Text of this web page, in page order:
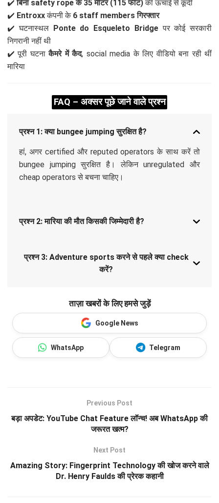
✔️बिना safety rope के 35 मीटर (115 फीट)की ऊंचाई से कूदीं
✔️ Entroxxकंपनी के 6 staff members गिरफ्तार
✔️ घटनास्थल
Ponte do Esqueleto Bridgeपर कोई सरकारी
निगरानी नहीं थी
✔️ पूरी घटनाकैमरे में कैद, social media के लिए वीडियो बना रही थीं
मारिया
FAQ – अक्सर पूछे जाने वाले प्रश्न
प्रश्न 1: क्या bungee jumping सुरक्षित है?
हां, अगर certified और reputed operators के साथ करें तो
bungee jumping सुरक्षित है। लेकिन unregulated और
cheap operators से बचना चाहिए।
प्रश्न 2: मारिया की मौत किसकी जिम्मेदारी है?
प्रश्न 3: Adventure sports करने से पहले क्या check
करें?
ताज़ा खबरों के लिए हमसे जुड़ें
Google News
WhatsApp Telegram
Previous Post
बड़ा अपडेट: YouTube Chat Feature लॉन्च! अब WhatsApp की
जरूरत खत्म?
Next Post
Amazing Story: Fingerprint Technology की खोज करने वाले
Dr. Henry Faulds की प्रेरक कहानी